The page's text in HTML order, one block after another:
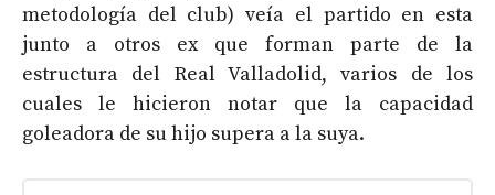
metodología del club) veía el partido en esta
junto a otros ex que forman parte de la
estructura del Real Valladolid, varios de los
cuales le hicieron notar que la capacidad
goleadora de su hijo supera a la suya.